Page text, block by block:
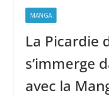
MANGA
La Picardie
s’immerge
avec la